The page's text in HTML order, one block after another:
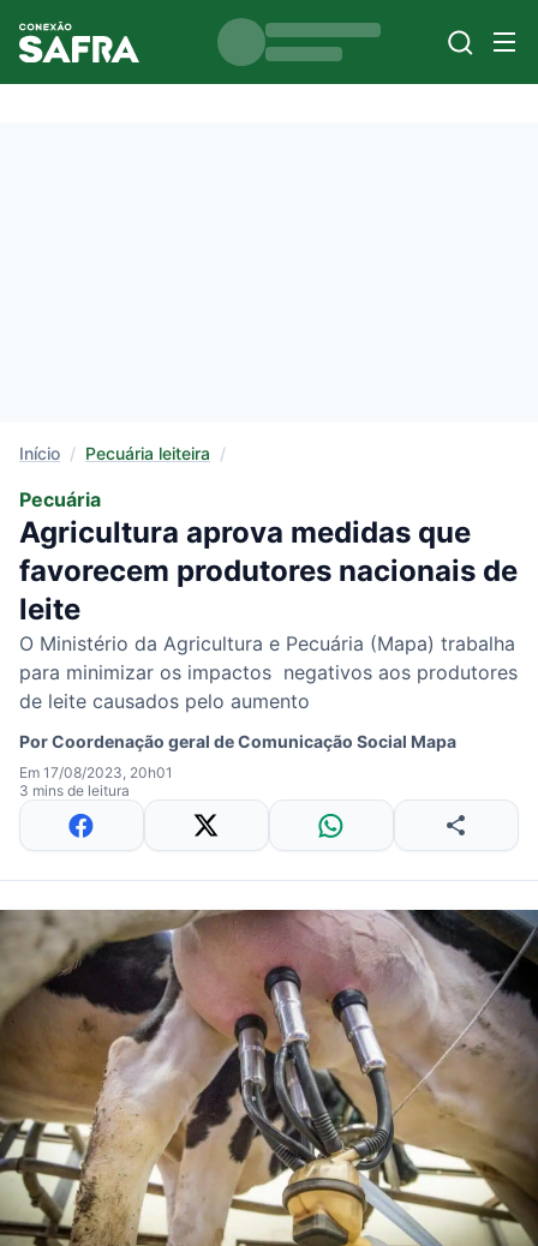
Início / Pecuária leiteira /
Pecuária
Agricultura aprova medidas que
favorecem produtores nacionais de
leite
O Ministério da Agricultura e Pecuária (Mapa) trabalha
para minimizar os impactos negativos aos produtores
de leite causados pelo aumento
PorCoordenação geral de Comunicação Social Mapa
Em 17/08/2023, 20h01
3 mins de leitura